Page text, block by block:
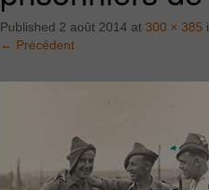
Published 2 août 2014 at 300 × 385
← Précédent